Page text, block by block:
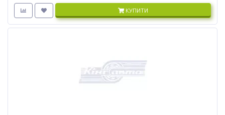
КУПИТИ